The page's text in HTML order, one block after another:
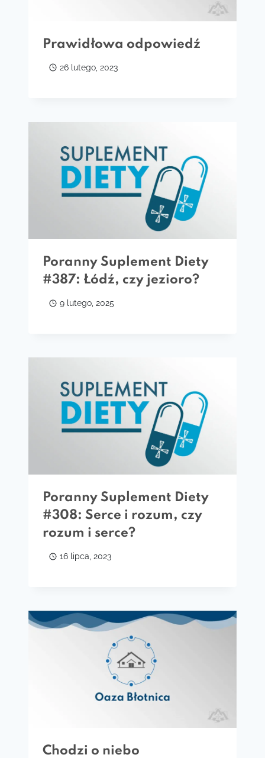
Prawidłowa odpowiedź
26 lutego, 2023
Poranny Suplement Diety
#387: Łódź, czy jezioro?
9 lutego, 2025
Poranny Suplement Diety
#308: Serce i rozum, czy
rozum i serce?
16 lipca, 2023
Chodzi o niebo